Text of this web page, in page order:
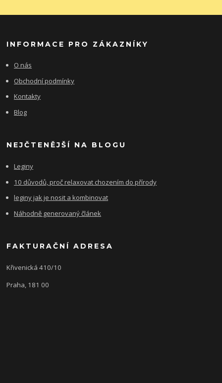
INFORMACE PRO ZÁKAZNÍKY
O nás
Obchodní podmínky
Kontakty
Blog
NEJČTENĚJŠÍ NA BLOGU
Leginy
10 důvodů, proč relaxovat chozením do přírody
leginy jak je nosit a kombinovat
Náhodně generovaný článek
FAKTURAČNÍ ADRESA
Křivenická 410/10
Praha, 181 00